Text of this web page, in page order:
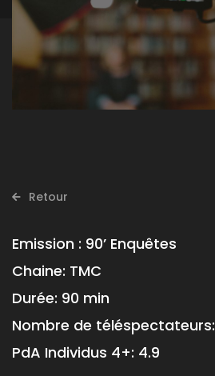
Retour
Emission : 90’ Enquêtes
Chaine: TMC
Durée: 90 min
Nombre de téléspectateurs:
PdA Individus 4+: 4.9